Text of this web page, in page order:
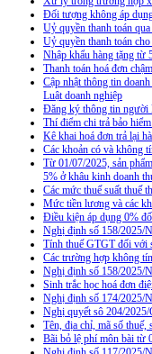
Đối tượng không áp
Uỷ quyền thanh toán
Uỷ quyền thanh toán
Nhập khẩu hàng tặng từ
Thanh toán hoá đơn
Cập nhật thông tin
Luật doanh nghiệp
Đăng ký thông tin người
Thí điểm chi trả bảo
Kê khai hoá đơn trả lại
Các khoản có và không
Từ 01/07/2025, sản
5% ở khâu kinh doanh
Các mức thuế suất thuế
Mức tiền lương và các
Điều kiện áp dụng 0%
Nghị định số 158/2025/
Tính thuế GTGT đối với
Các trường hợp không
Nghị định số 158/2025/
Sinh trắc học hoá đơn
Nghị định số 174/2025/
Nghị quyết sô 204/
Tên, địa chỉ, mã số
Bãi bỏ lệ phí môn bài từ